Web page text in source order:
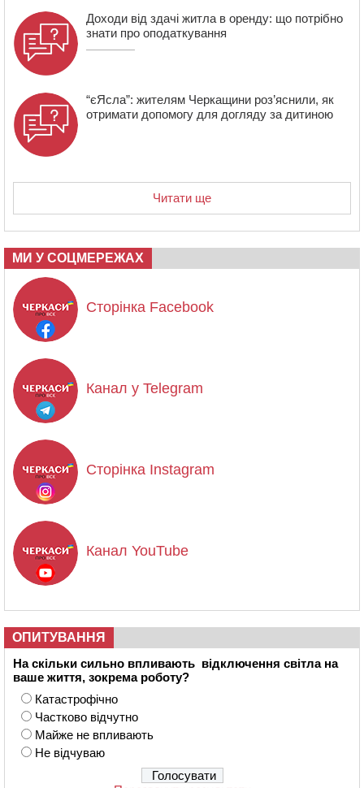
Доходи від здачі житла в оренду: що потрібно
знати про оподаткування
“єЯсла”: жителям Черкащини роз’яснили, як
отримати допомогу для догляду за дитиною
Читати ще
МИ У СОЦМЕРЕЖАХ
Сторінка Facebook
Канал у Telegram
Сторінка Instagram
Канал YouTube
ОПИТУВАННЯ
На скільки сильно впливають відключення світла на
ваше життя, зокрема роботу?
Катастрофічно
Частково відчутно
Майже не впливають
Не відчуваю